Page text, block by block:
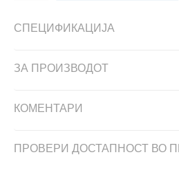
СПЕЦИФИКАЦИЈА
ЗА ПРОИЗВОДОТ
КОМЕНТАРИ
ПРОВЕРИ ДОСТАПНОСТ ВО